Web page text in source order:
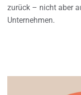
zurück – nicht aber
Unternehmen.